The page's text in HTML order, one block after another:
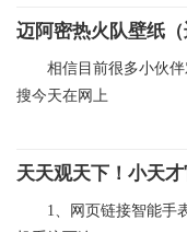
迈阿密热火队壁纸（
相信目前很多小伙
搜今天在网上
天天观天下！小天
1、网页链接智能手